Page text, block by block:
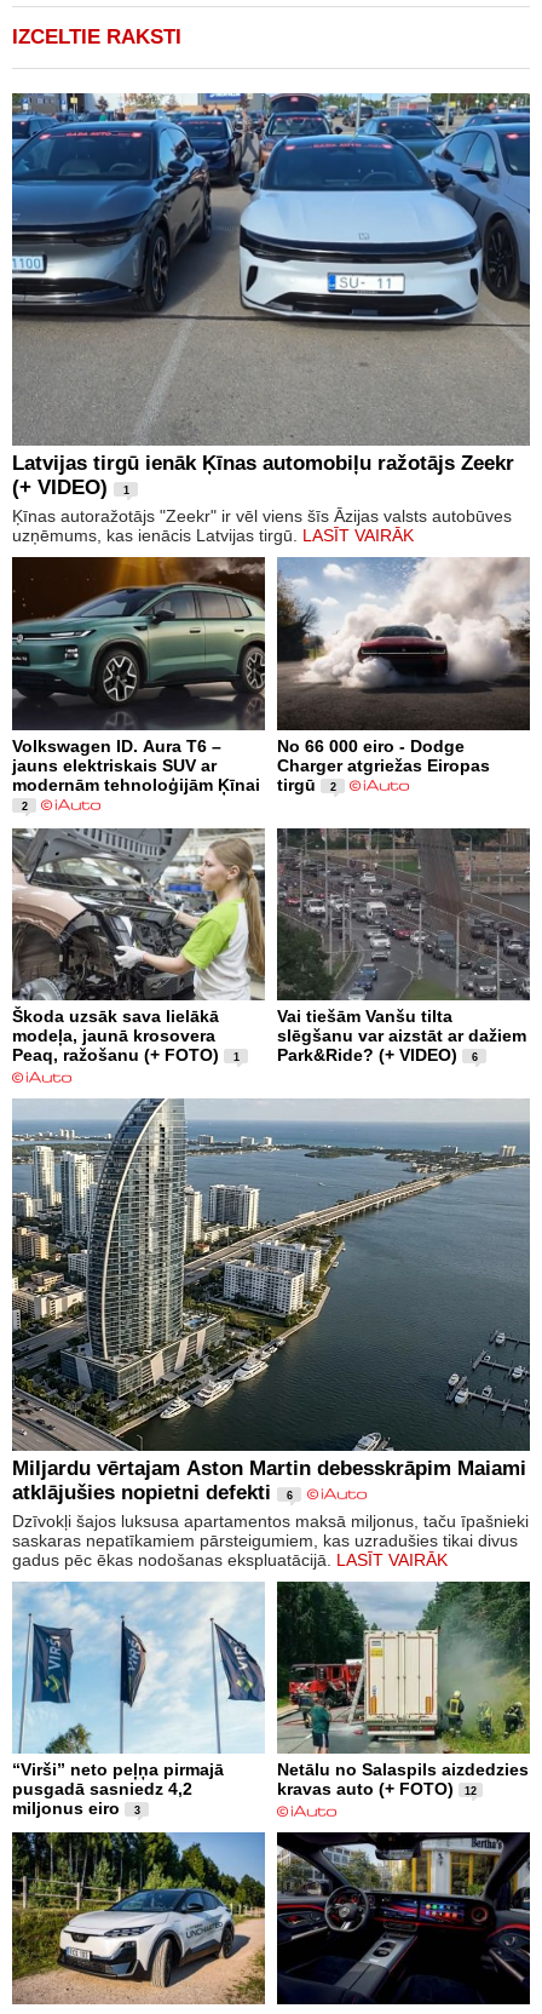
IZCELTIE RAKSTI
Latvijas tirgū ienāk Ķīnas automobiļu ražotājs Zeekr
(+ VIDEO)
1
Ķīnas autoražotājs "Zeekr" ir vēl viens šīs Āzijas valsts autobūves
uzņēmums, kas ienācis Latvijas tirgū. LASĪT VAIRĀK
Volkswagen ID. Aura T6 –
jauns elektriskais SUV ar
modernām tehnoloģijām Ķīnai
2
No 66 000 eiro - Dodge
Charger atgriežas Eiropas
tirgū
2
Škoda uzsāk sava lielākā
modeļa, jaunā krosovera
Peaq, ražošanu (+ FOTO)
1
Vai tiešām Vanšu tilta
slēgšanu var aizstāt ar dažiem
Park&Ride? (+ VIDEO)
6
Miljardu vērtajam Aston Martin debesskrāpim Maiami
atklājušies nopietni defekti
6
Dzīvokļi šajos luksusa apartamentos maksā miljonus, taču īpašnieki
saskaras nepatīkamiem pārsteigumiem, kas uzradušies tikai divus
gadus pēc ēkas nodošanas ekspluatācijā. LASĪT VAIRĀK
“Virši” neto peļņa pirmajā
pusgadā sasniedz 4,2
miljonus eiro
3
Netālu no Salaspils aizdedzies
kravas auto (+ FOTO)
12